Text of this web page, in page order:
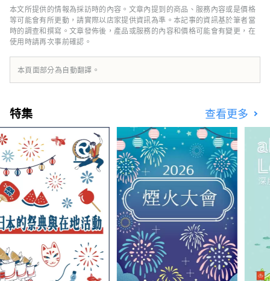
博會場館、京都、大阪、關西以及日本各地的網
路平台，共同建構文化藝術、經濟社會之間的良
性循環，並致力於創造一個充滿光彩的美好未
來。我們希望世博會能成為與世界各國在多元文
化藝術、科學技術和經濟領域拓展合作共創的契
機。
廈，大阪市北區梅田3-4-5，郵編：530-0001
信箱：info@yumeshimakikou.com 電話：
06-6136-8803
***************************************
本文所提供的情報為採訪時的內容。文章內提到的商品、服務內容或是價格
等可能會有所更動，請實際以店家提供資訊為準。本記事的資訊基於筆者當
時的調查和撰寫。文章發佈後，產品或服務的內容和價格可能會有變更，在
使用時請再次事前確認。
本頁面部分為自動翻譯。
特集 查看更多